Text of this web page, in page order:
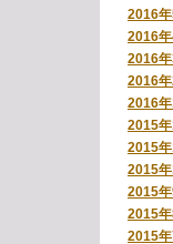
2016年
2016年
2016年
2016年
2016年
2015年
2015年
2015年
2015年
2015年
2015年